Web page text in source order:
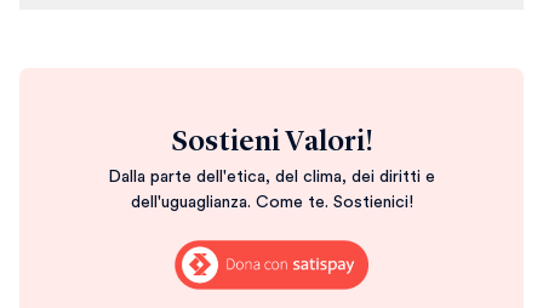
Sostieni Valori!
Dalla parte dell'etica, del clima, dei diritti e
dell'uguaglianza. Come te. Sostienici!